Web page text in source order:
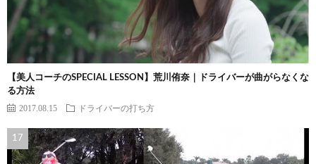
【美人コーチのSPECIAL LESSON】荒川侑奈｜ドライバーが曲がらなくな
る方法
2017.08.15 ドライバーの打ち方